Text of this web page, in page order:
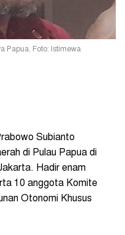
Papua. Foto: Istimewa
Subianto
di Pulau Papua di
Hadir enam
10 anggota Komite
Otonomi Khusus